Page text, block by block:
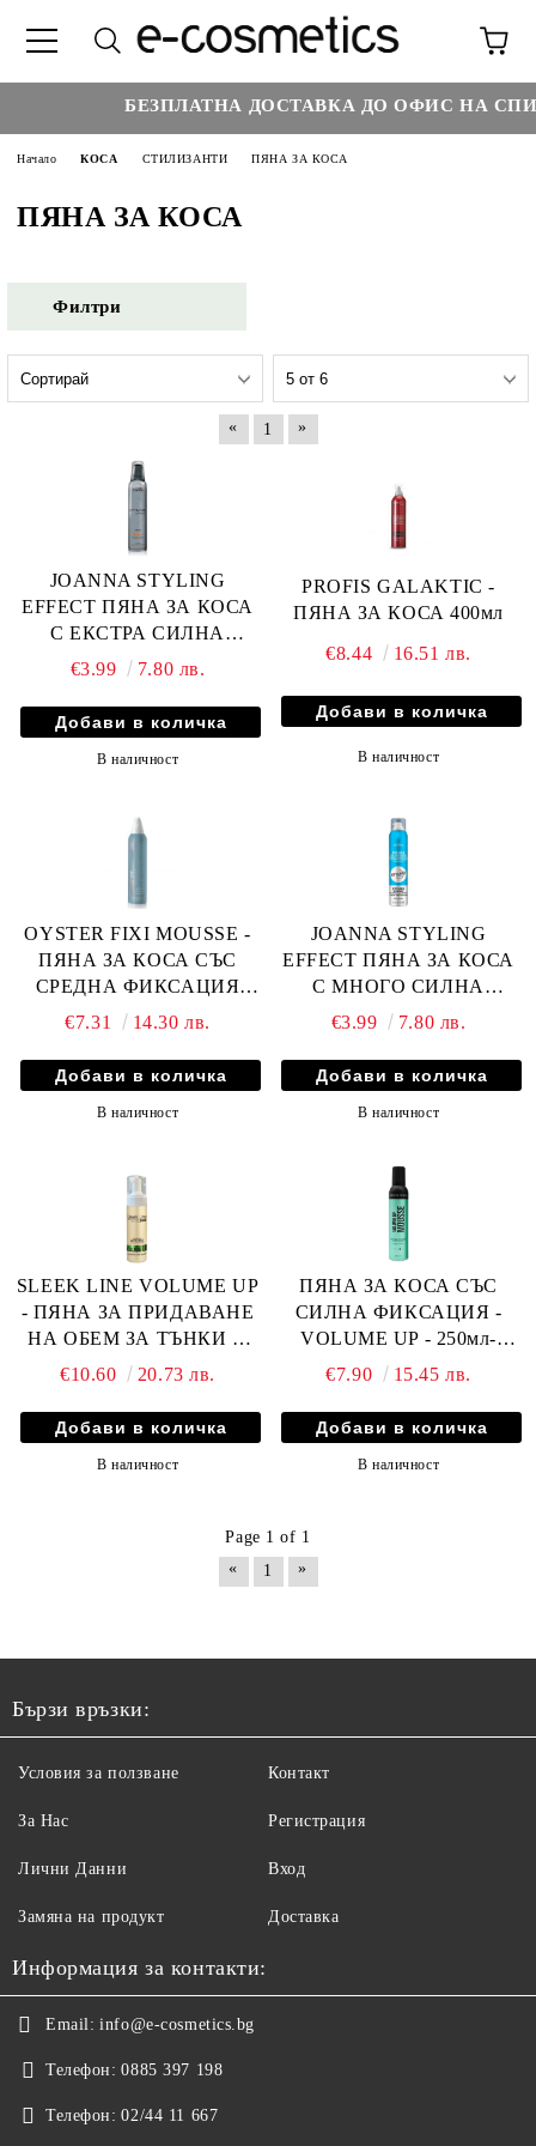
БЕЗПЛАТНА ДОСТАВКА ДО ОФИС НА
Начало КОСА СТИЛИЗАНТИ ПЯНА ЗА КОСА
ПЯНА ЗА КОСА
Филтри
« 1 »
JOANNA STYLING
EFFECT ПЯНА ЗА КОСА
С ЕКСТРА СИЛНА
ФИКСАЦИЯ 250мл
€3.99 7.80 лв.
В наличност
PROFIS GALAKTIC -
ПЯНА ЗА КОСА 400мл
€8.44 16.51 лв.
В наличност
OYSTER FIXI MOUSSE -
ПЯНА ЗА КОСА СЪС
СРЕДНА ФИКСАЦИЯ
250мл
€7.31 14.30 лв.
В наличност
JOANNA STYLING
EFFECT ПЯНА ЗА КОСА
С МНОГО СИЛНА
ФИКСАЦИЯ 250мл
€3.99 7.80 лв.
В наличност
SLEEK LINE VOLUME UP
- ПЯНА ЗА ПРИДАВАНЕ
НА ОБЕМ ЗА ТЪНКИ И
БЕЗЖИЗНЕНИ КОСИ,
КОПРИНЕНИ
ПРОТЕИНИ,
АМИНОКИСЕЛИНИ И
€10.60 20.73 лв.
В наличност
ПЯНА ЗА КОСА СЪС
СИЛНА ФИКСАЦИЯ -
VOLUME UP - 250мл-
CRISTIAN ARTESIO
€7.90 15.45 лв.
В наличност
Page 1 of 1
«
1 »
Бързи връзки:
Условия за ползване
За Нас
Лични Данни
Замяна на продукт
Контакт
Регистрация
Вход
Доставка
Информация за контакти:
Email: info@e-cosmetics.bg
Телефон: 0885 397 198
Телефон: 02/44 11 667